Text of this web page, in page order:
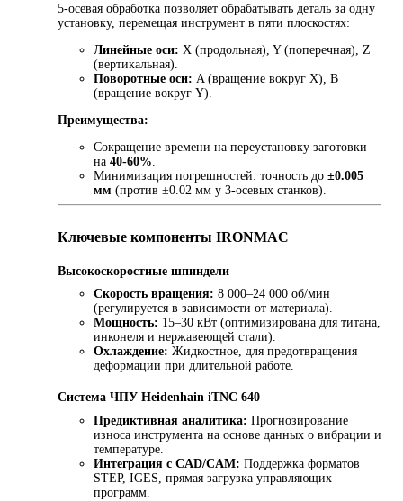
5-осевая обработка позволяет обрабатывать деталь за одну
установку, перемещая инструмент в пяти плоскостях:
Линейные оси: X (продольная), Y (поперечная), Z
(вертикальная).
Поворотные оси: A (вращение вокруг X), B
(вращение вокруг Y).
Преимущества:
Сокращение времени на переустановку заготовки
на 40-60%
Минимизация погрешностей: точность до ±0.005
мм (против ±0.02 мм у 3-осевых станков).
Ключевые компоненты IRONMAC
Высокоскоростные шпиндели
Скорость вращения: 8 000–24 000 об/мин
(регулируется в зависимости от материала).
Мощность: 15–30 кВт (оптимизирована для титана,
инконеля и нержавеющей стали).
Охлаждение: Жидкостное, для предотвращения
деформации при длительной работе.
Система ЧПУ Heidenhain iTNC 640
Предиктивная аналитика: Прогнозирование
износа инструмента на основе данных о вибрации и
температуре.
Интеграция с CAD/CAM: Поддержка форматов
STEP, IGES, прямая загрузка управляющих
программ.